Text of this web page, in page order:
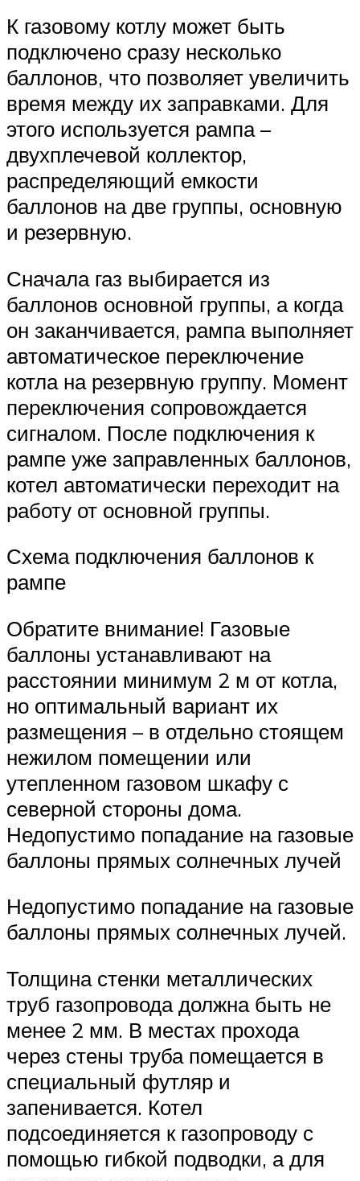
К газовому котлу может быть
подключено сразу несколько
баллонов, что позволяет увеличить
время между их заправками. Для
этого используется рампа –
двухплечевой коллектор,
распределяющий емкости
баллонов на две группы, основную
и резервную.
Сначала газ выбирается из
баллонов основной группы, а когда
он заканчивается, рампа выполняет
автоматическое переключение
котла на резервную группу. Момент
переключения сопровождается
сигналом. После подключения к
рампе уже заправленных баллонов,
котел автоматически переходит на
работу от основной группы.
Схема подключения баллонов к
рампе
Обратите внимание! Газовые
баллоны устанавливают на
расстоянии минимум 2 м от котла,
но оптимальный вариант их
размещения – в отдельно стоящем
нежилом помещении или
утепленном газовом шкафу с
северной стороны дома.
Недопустимо попадание на газовые
баллоны прямых солнечных лучей
Недопустимо попадание на газовые
баллоны прямых солнечных лучей.
Толщина стенки металлических
труб газопровода должна быть не
менее 2 мм. В местах прохода
через стены труба помещается в
специальный футляр и
запенивается. Котел
подсоединяется к газопроводу с
помощью гибкой подводки, а для